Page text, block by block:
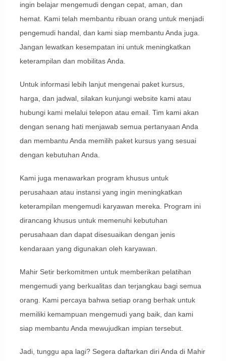
ingin belajar mengemudi dengan cepat, aman, dan
hemat. Kami telah membantu ribuan orang untuk menjadi
pengemudi handal, dan kami siap membantu Anda juga.
Jangan lewatkan kesempatan ini untuk meningkatkan
keterampilan dan mobilitas Anda.
Untuk informasi lebih lanjut mengenai paket kursus,
harga, dan jadwal, silakan kunjungi website kami atau
hubungi kami melalui telepon atau email. Tim kami akan
dengan senang hati menjawab semua pertanyaan Anda
dan membantu Anda memilih paket kursus yang sesuai
dengan kebutuhan Anda.
Kami juga menawarkan program khusus untuk
perusahaan atau instansi yang ingin meningkatkan
keterampilan mengemudi karyawan mereka. Program ini
dirancang khusus untuk memenuhi kebutuhan
perusahaan dan dapat disesuaikan dengan jenis
kendaraan yang digunakan oleh karyawan.
Mahir Setir berkomitmen untuk memberikan pelatihan
mengemudi yang berkualitas dan terjangkau bagi semua
orang. Kami percaya bahwa setiap orang berhak untuk
memiliki kemampuan mengemudi yang baik, dan kami
siap membantu Anda mewujudkan impian tersebut.
Jadi, tunggu apa lagi? Segera daftarkan diri Anda di Mahir